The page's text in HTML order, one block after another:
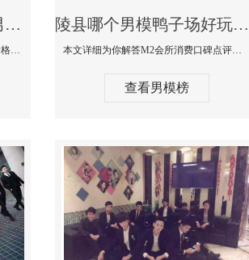
陵县最大有名生意最好男模少爷场KTV体验-嫚城国际KTV消费价格点评
本文详细为你解答嫚城国际KTV消费价格口碑点评，更多关于最大有名生意最好男模少爷场KTV体验免费咨询1333 867 6881微信同步！
陵县哪个男模鸭子场好玩陪酒服务好-M2会所KTV消费口碑点评
本文详细为你解答M2会所消费口碑点评，更多关于哪个男模鸭子场好玩陪酒服务好免费咨询1333 867 6881微信同步！
查看男模榜